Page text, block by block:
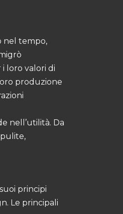
nel tempo,
loro valori di
produzione
nell’utilità. Da
principi
Le principali